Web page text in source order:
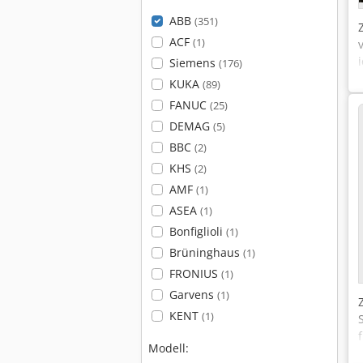
ABB (351)
ACF (1)
Siemens (176)
KUKA (89)
FANUC (25)
DEMAG (5)
BBC (2)
KHS (2)
AMF (1)
ASEA (1)
Bonfiglioli (1)
Brüninghaus (1)
FRONIUS (1)
Garvens (1)
KENT (1)
Modell: